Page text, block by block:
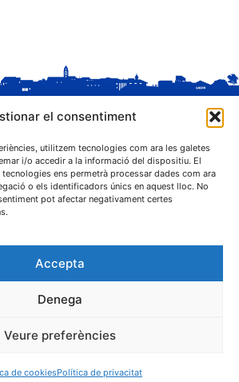
el consentiment
utilitzem tecnologies com ara les galetes
i/o accedir a la informació del dispositiu. El
ens permetrà processar dades com ara
o els identificadors únics en aquest lloc. No
pot afectar negativament certes
Accepta
Denega
Veure preferències
de cookiesPolítica de privacitat
1
d'Anglesola (Pla d'Urgell)
Cookies
Protecció de dades